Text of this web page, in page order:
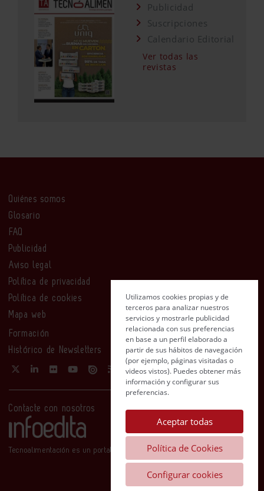
Publicidad
Suscripciones
Calendario Editorial
Ver todas las
revistas
Quiénes somos
Glosario
FAQ
Publicidad
Aviso legal
Política de privacidad
Política de cookies
Mapa web
Formación
Histórico de Newsletters
Contacte con nosotros
Tecnoalimentación es un portal de Infoedita
Utilizamos cookies propias y de
terceros para analizar nuestros
servicios y mostrarle publicidad
relacionada con sus preferencias
en base a un perfil elaborado a
partir de sus hábitos de navegación
(por ejemplo, páginas visitadas o
videos vistos). Puedes obtener más
información y configurar sus
preferencias.
Aceptar todas
Política de Cookies
Configurar cookies